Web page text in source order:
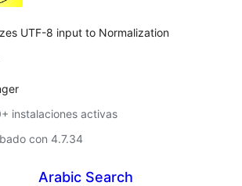
UTF-8 input to Normalization
instalaciones activas
con 4.7.34
Arabic Search